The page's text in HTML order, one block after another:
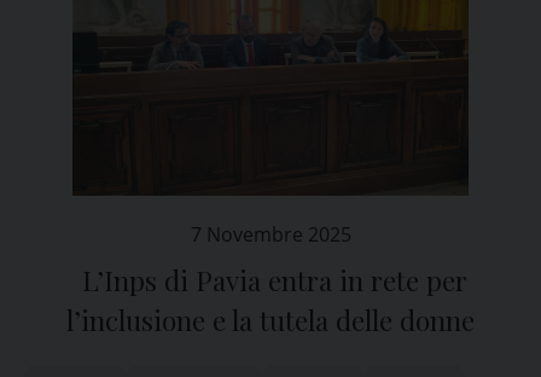
7 Novembre 2025
L’Inps di Pavia entra in rete per
l’inclusione e la tutela delle donne